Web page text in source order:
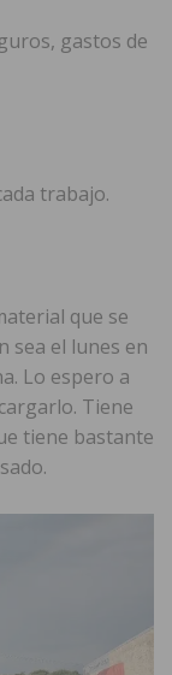
gastos de
trabajo.
que se
sea el lunes en
Lo espero a
Tiene
tiene bastante